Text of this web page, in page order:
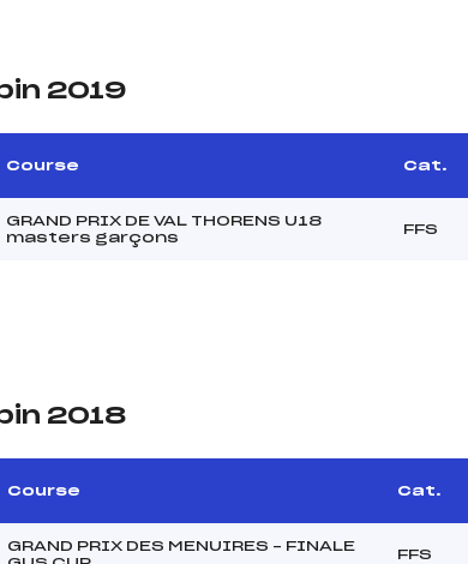
2019
Course Cat.
GRAND PRIX DE VAL THORENS U18
masters garçons
FFS
2018
Course Cat.
GRAND PRIX DES MENUIRES – FINALE
FFS